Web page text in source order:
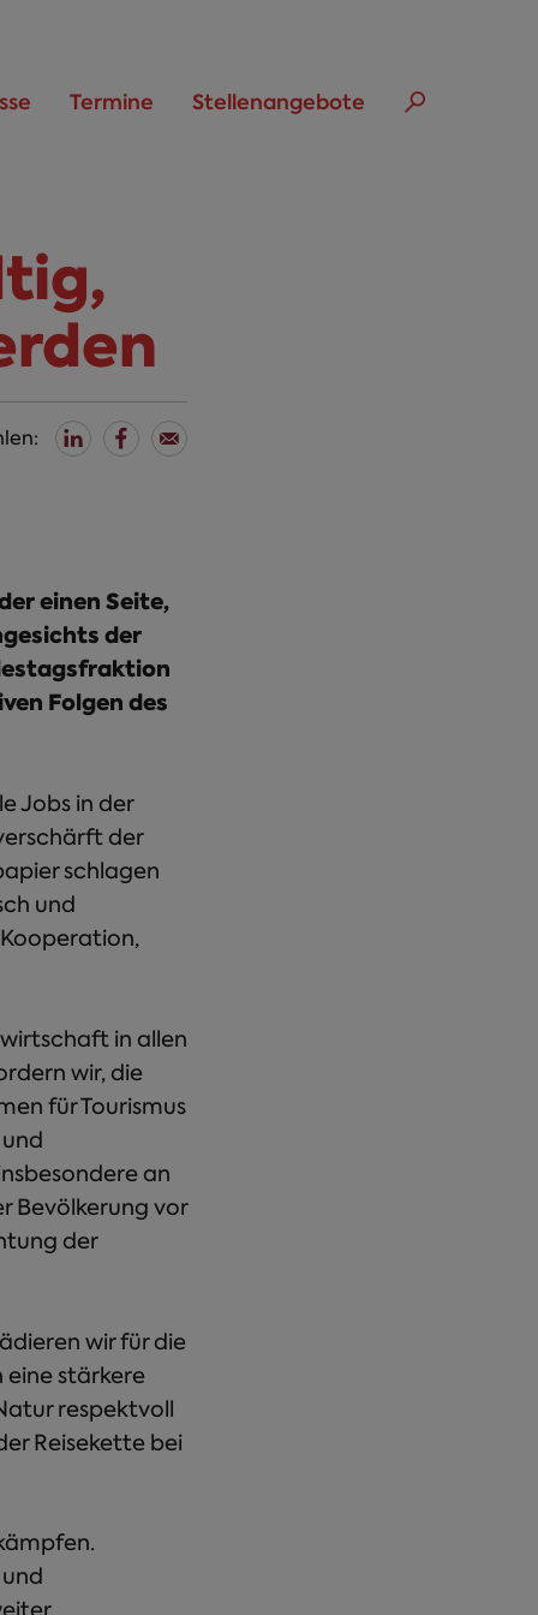
Termine Stellenangebote
einen Seite,
der
Folgen des
Jobs in der
der
schlagen
und
in allen
wir, die
für Tourismus
an
Bevölkerung vor
der
wir für die
eine stärkere
respektvoll
Reisekette bei